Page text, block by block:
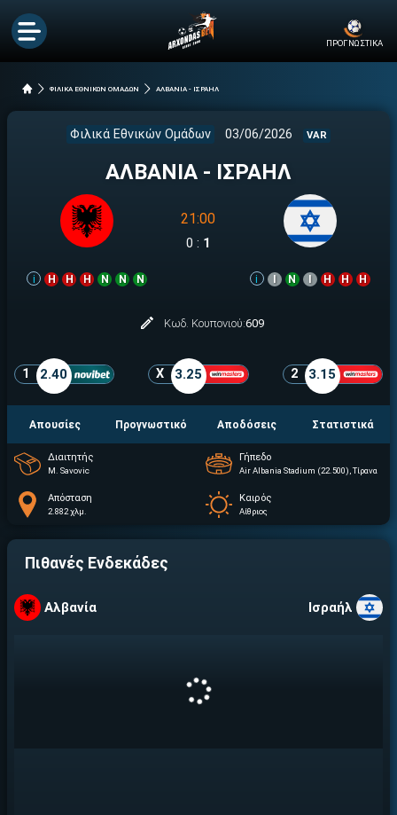
ΠΡΟΓΝΩΣΤΙΚΑ
ΦΙΛΙΚΑ ΕΘΝΙΚΩΝ ΟΜΑΔΩΝ ΑΛΒΑΝΙΑ - ΙΣΡΑΗΛ
Φιλικά Εθνικών Ομάδων 03/06/2026 VAR
ΑΛΒΑΝΙΑ - ΙΣΡΑΗΛ
i Η Η Η Ν Ν Ν
21:00
0 : 1
i Ι Ν Ι Η Η Η
Κωδ. Κουπονιού:609
1 2.40 X 3.25 2 3.15
Απουσίες Προγνωστικό Αποδόσεις Στατιστικά
Διαιτητής
M. Savovic
Γήπεδο
Air Albania Stadium (22.500), Tίρανα
Απόσταση
2.882 χλμ.
Καιρός
Αίθριος
Πιθανές Ενδεκάδες
Αλβανία Ισραήλ